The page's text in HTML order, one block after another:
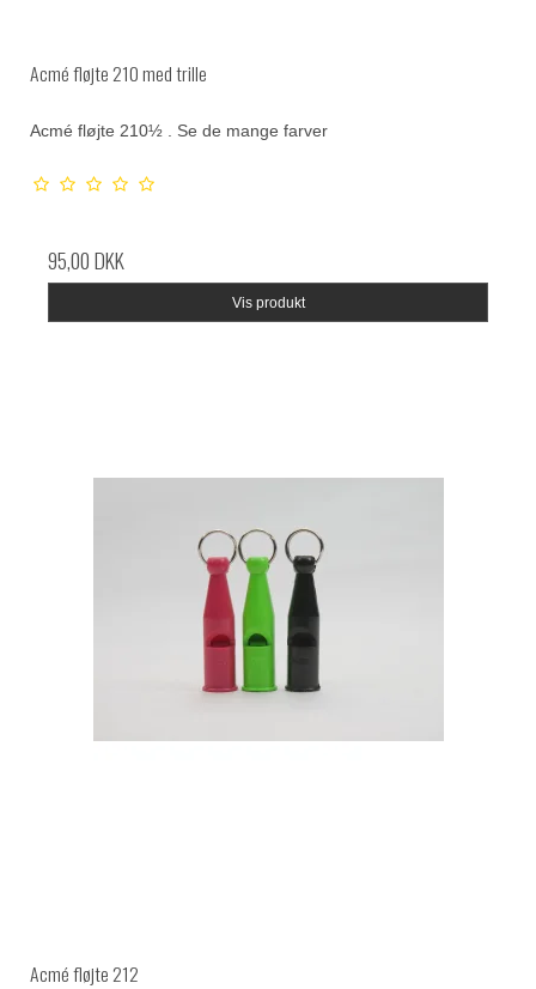
Acmé fløjte 210 med trille
Acmé fløjte 210½ . Se de mange farver
95,00 DKK
Vis produkt
Acmé fløjte 212